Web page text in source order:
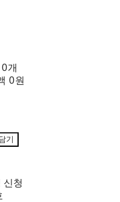
0개
0원
기
신청